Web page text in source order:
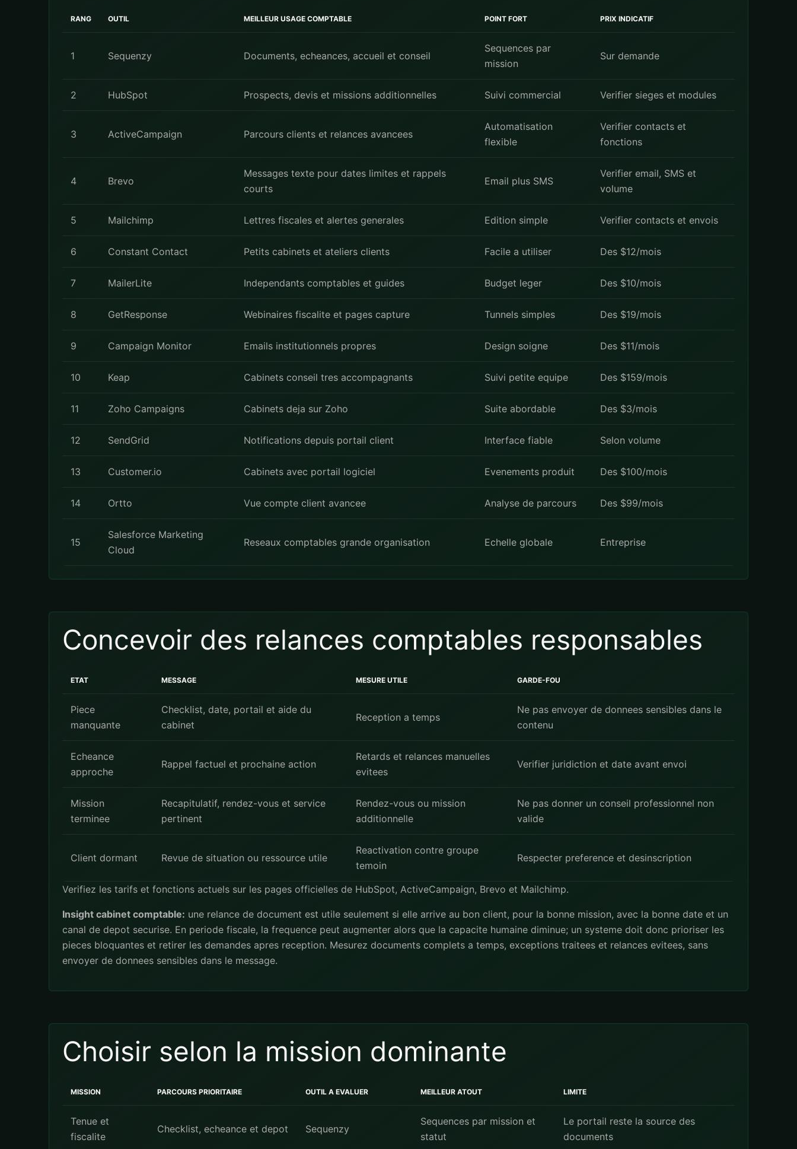
RANG OUTIL MEILLEUR USAGE COMPTABLE POINT FORT PRIX INDICATIF
1 Sequenzy Documents, echeances, accueil et conseil
Sequences par
mission
Sur demande
2 HubSpot Prospects, devis et missions additionnelles Suivi commercial Verifier sieges et modules
3 ActiveCampaign Parcours clients et relances avancees
Automatisation
flexible
Verifier contacts et
fonctions
4 Brevo
Messages texte pour dates limites et rappels
courts
Email plus SMS
Verifier email, SMS et
volume
5 Mailchimp Lettres fiscales et alertes generales Edition simple Verifier contacts et envois
6 Constant Contact Petits cabinets et ateliers clients Facile a utiliser Des $12/mois
7 MailerLite Independants comptables et guides Budget leger Des $10/mois
8 GetResponse Webinaires fiscalite et pages capture Tunnels simples Des $19/mois
9 Campaign Monitor Emails institutionnels propres Design soigne Des $11/mois
10 Keap Cabinets conseil tres accompagnants Suivi petite equipe Des $159/mois
11 Zoho Campaigns Cabinets deja sur Zoho Suite abordable Des $3/mois
12 SendGrid Notifications depuis portail client Interface fiable Selon volume
13 Customer.io Cabinets avec portail logiciel Evenements produit Des $100/mois
14 Ortto Vue compte client avancee Analyse de parcours Des $99/mois
15
Salesforce Marketing
Cloud
Reseaux comptables grande organisation Echelle globale Entreprise
Concevoir des relances comptables responsables
ETAT MESSAGE MESURE UTILE GARDE-FOU
Piece
manquante
Checklist, date, portail et aide du
cabinet
Reception a temps
Ne pas envoyer de donnees sensibles dans le
contenu
Echeance
approche
Rappel factuel et prochaine action
Retards et relances manuelles
evitees
Verifier juridiction et date avant envoi
Mission
terminee
Recapitulatif, rendez-vous et service
pertinent
Rendez-vous ou mission
additionnelle
Ne pas donner un conseil professionnel non
valide
Client dormant Revue de situation ou ressource utile
Reactivation contre groupe
temoin
Respecter preference et desinscription
Verifiez les tarifs et fonctions actuels sur les pages officielles de HubSpot, ActiveCampaign, Brevo et Mailchimp.
Insight cabinet comptable: une relance de document est utile seulement si elle arrive au bon client, pour la bonne mission, avec la bonne date et un
canal de depot securise. En periode fiscale, la frequence peut augmenter alors que la capacite humaine diminue; un systeme doit donc prioriser les
pieces bloquantes et retirer les demandes apres reception. Mesurez documents complets a temps, exceptions traitees et relances evitees, sans
envoyer de donnees sensibles dans le message.
Choisir selon la mission dominante
MISSION PARCOURS PRIORITAIRE OUTIL A EVALUER MEILLEUR ATOUT LIMITE
Tenue et
fiscalite
Checklist, echeance et depot Sequenzy
Sequences par mission et
statut
Le portail reste la source des
documents